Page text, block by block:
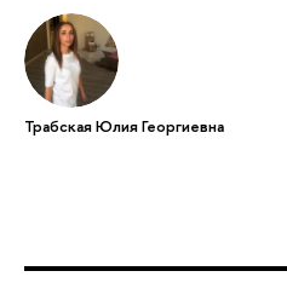
Трабская Юлия Георгиевна